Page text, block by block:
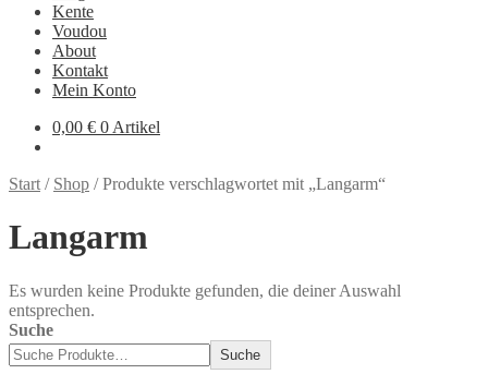
Kente
Voudou
About
Kontakt
Mein Konto
0,00 € 0 Artikel
Start / Shop /Produkte verschlagwortet mit „Langarm“
Langarm
Es wurden keine Produkte gefunden, die deiner Auswahl
entsprechen.
Suche
Suche